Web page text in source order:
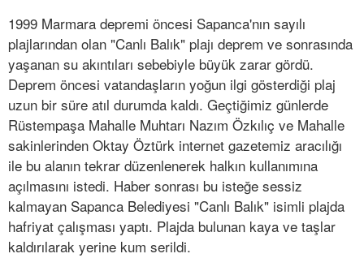
1999 Marmara depremi öncesi Sapanca'nın sayılı
plajlarından olan "Canlı Balık" plajı deprem ve sonrasında
yaşanan su akıntıları sebebiyle büyük zarar gördü.
Deprem öncesi vatandaşların yoğun ilgi gösterdiği plaj
uzun bir süre atıl durumda kaldı. Geçtiğimiz günlerde
Rüstempaşa Mahalle Muhtarı Nazım Özkılıç ve Mahalle
sakinlerinden Oktay Öztürk internet gazetemiz aracılığı
ile bu alanın tekrar düzenlenerek halkın kullanımına
açılmasını istedi. Haber sonrası bu isteğe sessiz
kalmayan Sapanca Belediyesi "Canlı Balık" isimli plajda
hafriyat çalışması yaptı. Plajda bulunan kaya ve taşlar
kaldırılarak yerine kum serildi.